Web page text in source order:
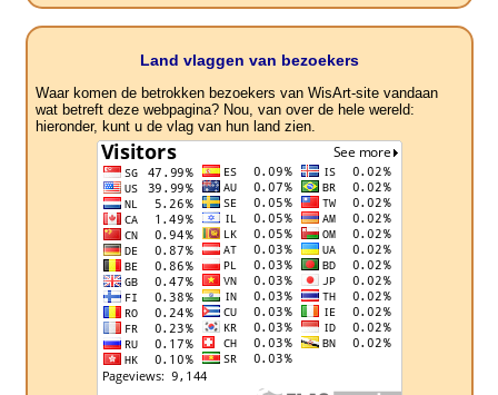
Land vlaggen van bezoekers
Waar komen de betrokken bezoekers van WisArt-site vandaan
wat betreft deze webpagina? Nou, van over de hele wereld:
hieronder, kunt u de vlag van hun land zien.